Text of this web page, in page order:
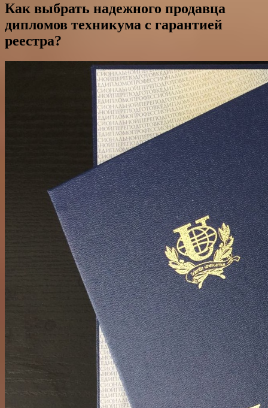
Как выбрать надежного продавца
дипломов техникума с гарантией
реестра?